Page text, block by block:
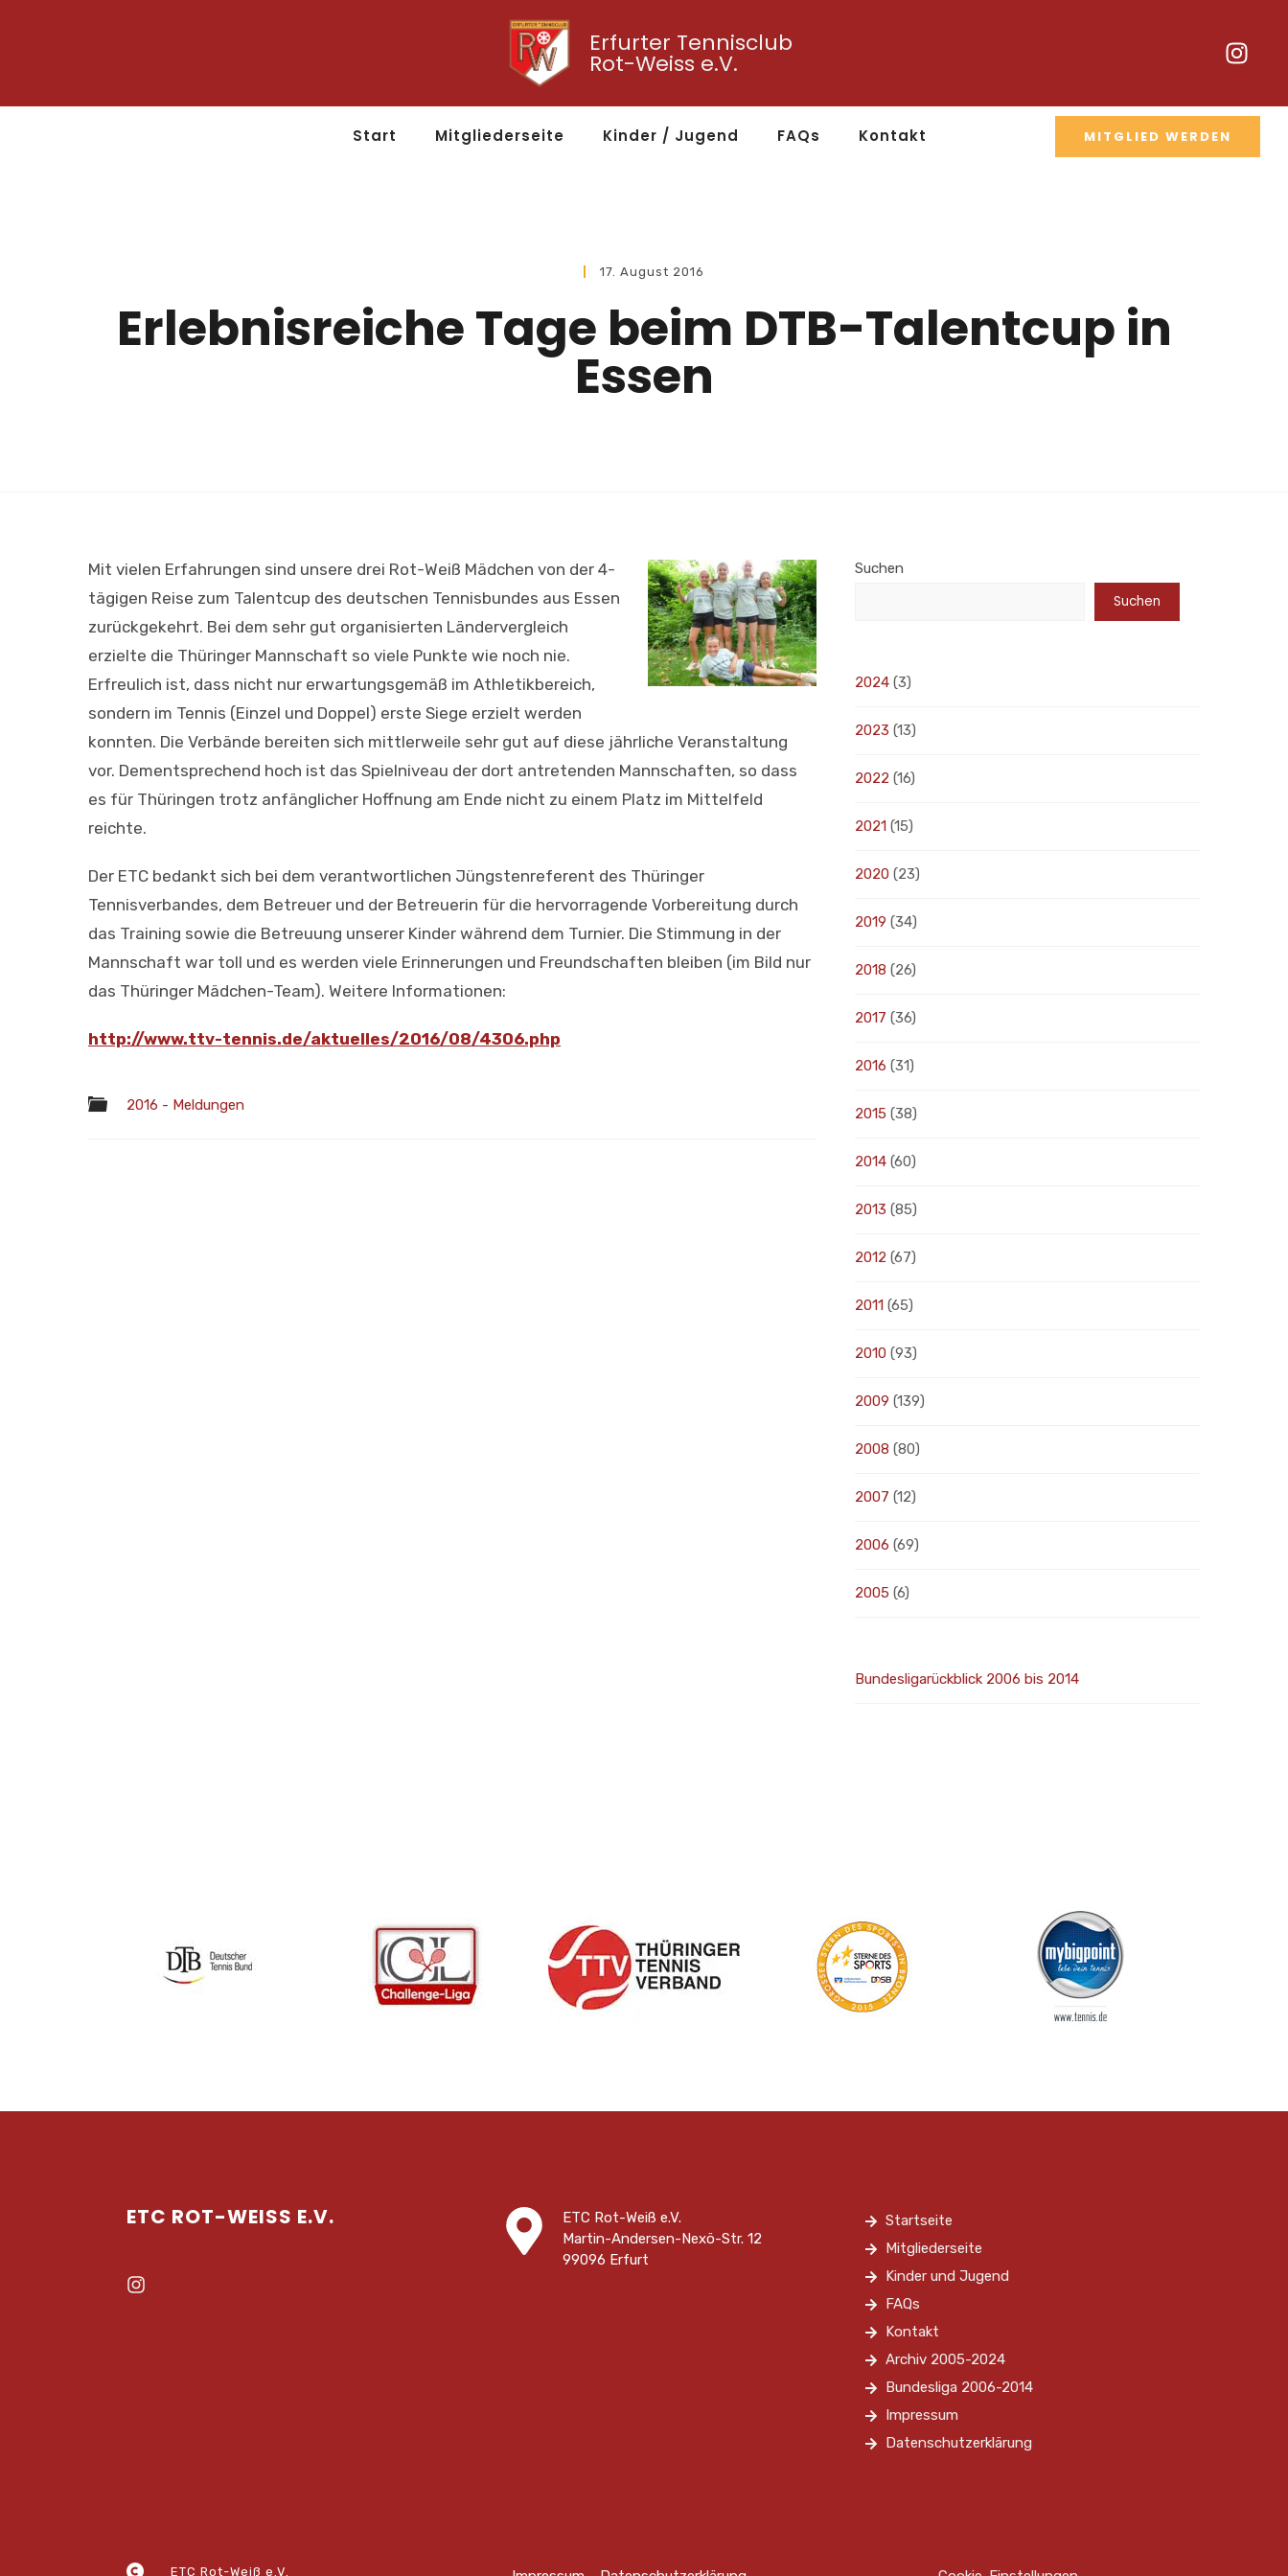
Erfurter Tennisclub
Rot-Weiss e.V.
Start Mitgliederseite Kinder / Jugend FAQs Kontakt MITGLIED WERDEN
17. August 2016
Erlebnisreiche Tage beim DTB-Talentcup in
Essen
Mit vielen Erfahrungen sind unsere drei Rot-Weiß Mädchen von der 4-
tägigen Reise zum Talentcup des deutschen Tennisbundes aus Essen
zurückgekehrt. Bei dem sehr gut organisierten Ländervergleich
erzielte die Thüringer Mannschaft so viele Punkte wie noch nie.
Erfreulich ist, dass nicht nur erwartungsgemäß im Athletikbereich,
sondern im Tennis (Einzel und Doppel) erste Siege erzielt werden
konnten. Die Verbände bereiten sich mittlerweile sehr gut auf diese jährliche Veranstaltung
vor. Dementsprechend hoch ist das Spielniveau der dort antretenden Mannschaften, so dass
es für Thüringen trotz anfänglicher Hoffnung am Ende nicht zu einem Platz im Mittelfeld
reichte.
Der ETC bedankt sich bei dem verantwortlichen Jüngstenreferent des Thüringer
Tennisverbandes, dem Betreuer und der Betreuerin für die hervorragende Vorbereitung durch
das Training sowie die Betreuung unserer Kinder während dem Turnier. Die Stimmung in der
Mannschaft war toll und es werden viele Erinnerungen und Freundschaften bleiben (im Bild nur
das Thüringer Mädchen-Team). Weitere Informationen:
http://www.ttv-tennis.de/aktuelles/2016/08/4306.php
2016 - Meldungen
Suchen
Suchen
2024(3)
2023 (13)
2022 (16)
2021(15)
2020(23)
2019 (34)
2018 (26)
2017 (36)
2016 (31)
2015 (38)
2014(60)
2013 (85)
2012 (67)
2011(65)
2010(93)
2009 (139)
2008 (80)
2007 (12)
2006 (69)
2005 (6)
Bundesligarückblick 2006 bis 2014
ETC ROT-WEISS E.V.
ETC Rot-Weiß e.V.
Martin-Andersen-Nexö-Str. 12
99096 Erfurt
Startseite
Mitgliederseite
Kinder und Jugend
FAQs
Kontakt
Archiv 2005-2024
Bundesliga 2006-2014
Impressum
Datenschutzerklärung
ETC Rot-Weiß e.V.